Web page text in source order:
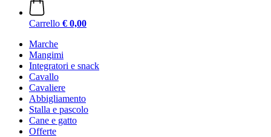
Carrello € 0,00
Marche
Mangimi
Integratori e snack
Cavallo
Cavaliere
Abbigliamento
Stalla e pascolo
Cane e gatto
Offerte